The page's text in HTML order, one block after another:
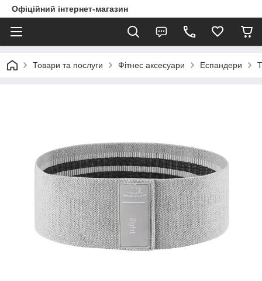
Офіційний інтернет-магазин
Товари та послуги Фітнес аксесуари Еспандери